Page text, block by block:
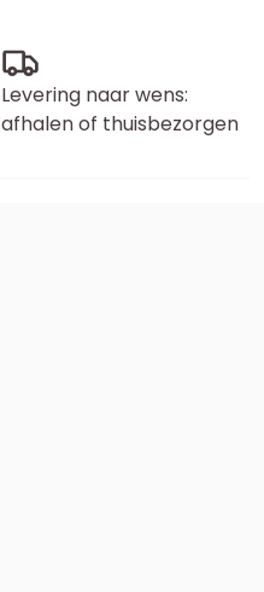
Levering naar wens:
afhalen of thuisbezorgen